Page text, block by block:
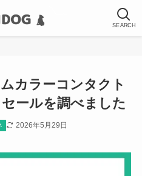
SEARCH
カラーコンタクト
ールを調べました
2026年5月29日